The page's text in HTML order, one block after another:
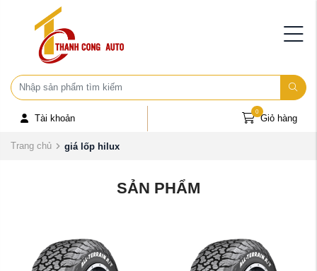
Tài khoản Giỏ hàng
0
Trang chủ giá lốp hilux
SẢN PHẨM